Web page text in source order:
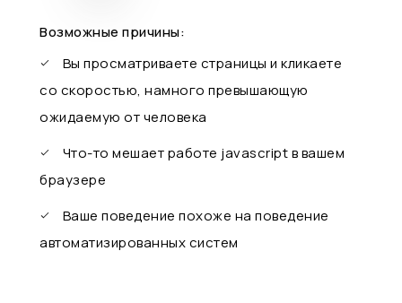
Возможные причины:
Вы просматриваете страницы и кликаете
со скоростью, намного превышающую
ожидаемую от человека
Что-то мешает работе javascript в вашем
браузере
Ваше поведение похоже на поведение
автоматизированных систем